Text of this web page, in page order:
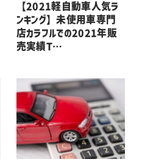
【2021軽自動車人気ラ
ンキング】未使用車専門
店カラフルでの2021年販
売実績T…